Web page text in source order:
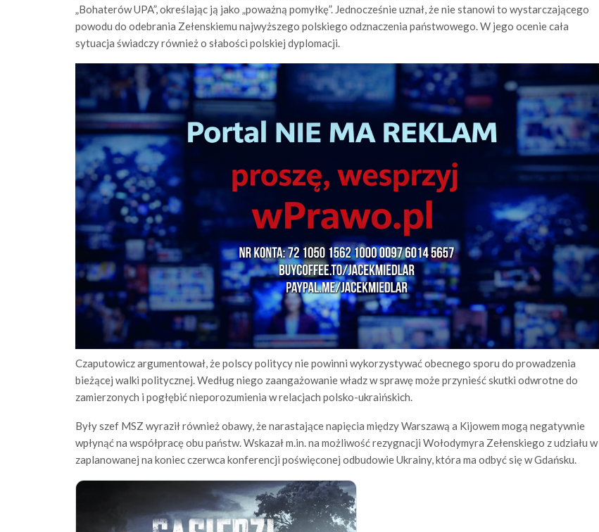
„Bohaterów UPA”, określając ją jako „poważną pomyłkę”. Jednocześnie uznał, że nie stanowi to wystarczającego
powodu do odebrania Zełenskiemu najwyższego polskiego odznaczenia państwowego. W jego ocenie cała
sytuacja świadczy również o słabości polskiej dyplomacji.
Czaputowicz argumentował, że polscy politycy nie powinni wykorzystywać obecnego sporu do prowadzenia
bieżącej walki politycznej. Według niego zaangażowanie władz w sprawę może przynieść skutki odwrotne do
zamierzonych i pogłębić nieporozumienia w relacjach polsko-ukraińskich.
Były szef MSZ wyraził również obawy, że narastające napięcia między Warszawą a Kijowem mogą negatywnie
wpłynąć na współpracę obu państw. Wskazał m.in. na możliwość rezygnacji Wołodymyra Zełenskiego z udziału w
zaplanowanej na koniec czerwca konferencji poświęconej odbudowie Ukrainy, która ma odbyć się w Gdańsku.